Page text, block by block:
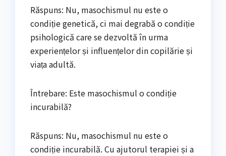
Răspuns: Nu, masochismul nu este o
condiție genetică, ci mai degrabă o condiție
psihologică care se dezvoltă în urma
experiențelor și influențelor din copilărie și
viața adultă.
Întrebare: Este masochismul o condiție
incurabilă?
Răspuns: Nu, masochismul nu este o
condiție incurabilă. Cu ajutorul terapiei și a